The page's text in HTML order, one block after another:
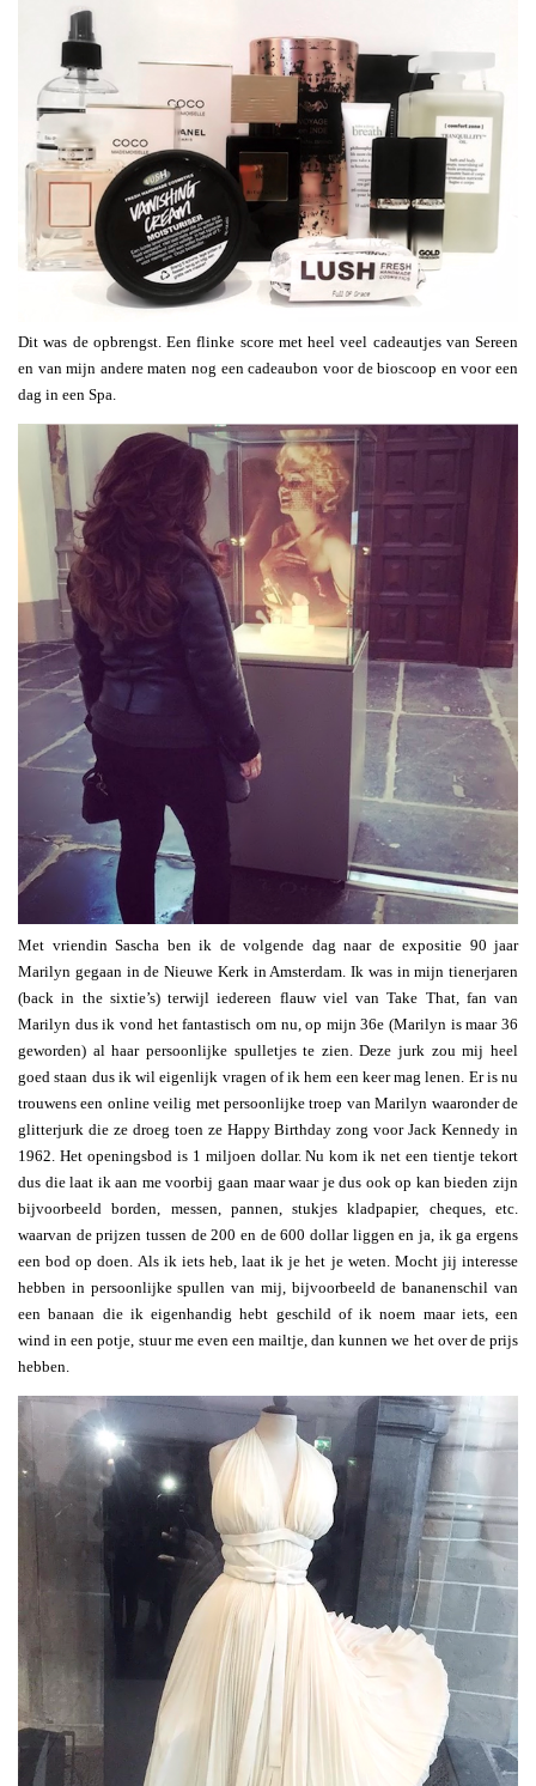
Dit was de opbrengst. Een flinke score met heel veel cadeautjes van Sereen
en van mijn andere maten nog een cadeaubon voor de bioscoop en voor een
dag in een Spa.
Met vriendin Sascha ben ik de volgende dag naar de expositie 90 jaar
Marilyn gegaan in de Nieuwe Kerk in Amsterdam. Ik was in mijn tienerjaren
(back in the sixtie’s) terwijl iedereen flauw viel van Take That, fan van
Marilyn dus ik vond het fantastisch om nu, op mijn 36e (Marilyn is maar 36
geworden) al haar persoonlijke spulletjes te zien. Deze jurk zou mij heel
goed staan dus ik wil eigenlijk vragen of ik hem een keer mag lenen. Er is nu
trouwens een online veilig met persoonlijke troep van Marilyn waaronder de
glitterjurk die ze droeg toen ze Happy Birthday zong voor Jack Kennedy in
1962. Het openingsbod is 1 miljoen dollar. Nu kom ik net een tientje tekort
dus die laat ik aan me voorbij gaan maar waar je dus ook op kan bieden zijn
bijvoorbeeld borden, messen, pannen, stukjes kladpapier, cheques, etc.
waarvan de prijzen tussen de 200 en de 600 dollar liggen en ja, ik ga ergens
een bod op doen. Als ik iets heb, laat ik je het je weten. Mocht jij interesse
hebben in persoonlijke spullen van mij, bijvoorbeeld de bananenschil van
een banaan die ik eigenhandig hebt geschild of ik noem maar iets, een
wind in een potje, stuur me even een mailtje, dan kunnen we het over de prijs
hebben.